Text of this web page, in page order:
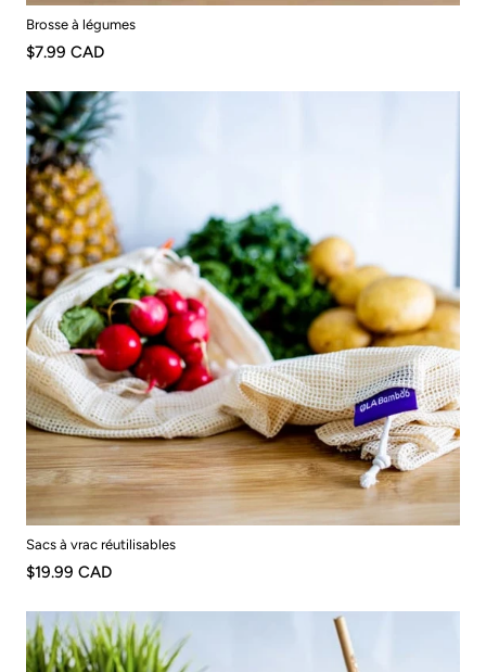
Brosse à légumes
$7.99 CAD
Sacs à vrac réutilisables
$19.99 CAD